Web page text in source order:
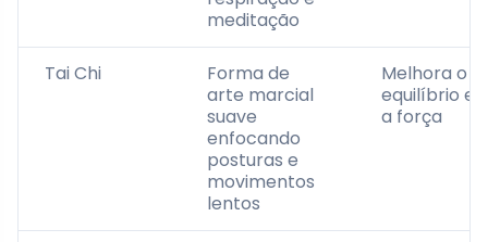
meditação
Tai Chi
Forma de
arte marcial
suave
enfocando
posturas e
movimentos
lentos
Melhora o
equilíbrio e
a força